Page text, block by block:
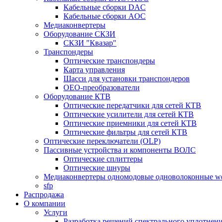
Кабельные сборки DAC
Кабельные сборки AOC
Медиаконвертеры
Оборудование СКЗИ
СКЗИ "Квазар"
Транспондеры
Оптические транспондеры
Карта управления
Шасси для установки транспондеров
OEO-преобразователи
Оборудование КТВ
Оптические передатчики для сетей КТВ
Оптические усилители для сетей КТВ
Оптические приемники для сетей КТВ
Оптические фильтры для сетей КТВ
Оптические переключатели (OLP)
Пассивные устройства и компоненты ВОЛС
Оптические сплиттеры
Оптические шнуры
Медиаконвертеры одномодовые одноволоконные
sfp
Распродажа
О компании
Услуги